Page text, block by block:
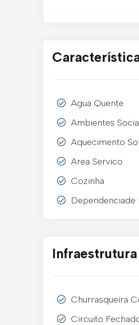
Agua Quente
Ambientes
Aquecimento
Area Servico
Cozinha
Dependenciade
Infraestrutura
Churrasqueira
Circuito